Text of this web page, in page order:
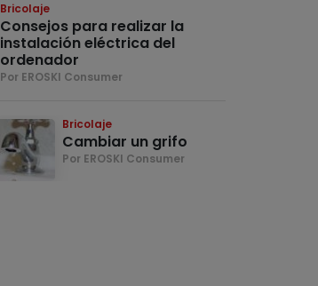
Bricolaje
Consejos para realizar la
instalación eléctrica del
ordenador
Por EROSKI Consumer
Bricolaje
Cambiar un grifo
Por EROSKI Consumer